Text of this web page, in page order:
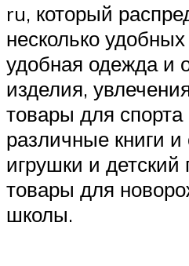
ru, который
несколько удобных
удобная одежда и
изделия,
товары для
различные книги и
игрушки и детский
товары для
школы.